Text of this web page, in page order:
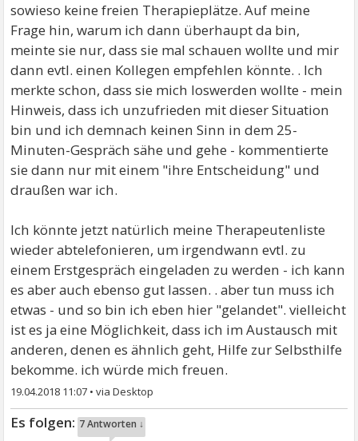
sowieso keine freien Therapieplätze. Auf meine
Frage hin, warum ich dann überhaupt da bin,
meinte sie nur, dass sie mal schauen wollte und mir
dann evtl. einen Kollegen empfehlen könnte. . Ich
merkte schon, dass sie mich loswerden wollte - mein
Hinweis, dass ich unzufrieden mit dieser Situation
bin und ich demnach keinen Sinn in dem 25-
Minuten-Gespräch sähe und gehe - kommentierte
sie dann nur mit einem "ihre Entscheidung" und
draußen war ich.
Ich könnte jetzt natürlich meine Therapeutenliste
wieder abtelefonieren, um irgendwann evtl. zu
einem Erstgespräch eingeladen zu werden - ich kann
es aber auch ebenso gut lassen. . aber tun muss ich
etwas - und so bin ich eben hier "gelandet". vielleicht
ist es ja eine Möglichkeit, dass ich im Austausch mit
anderen, denen es ähnlich geht, Hilfe zur Selbsthilfe
bekomme. ich würde mich freuen.
19.04.2018 11:07 •
7 Antworten ↓